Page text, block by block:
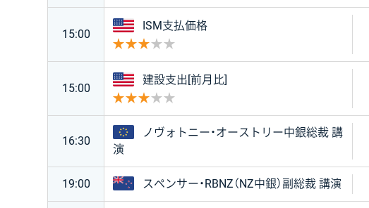
15:00
アメリカ
ISM支払価格
15:00
アメリカ
建設支出[前月比]
16:30
ユーロ
ノヴォトニー・オーストリー中銀総裁 講
演
19:00 ニュージーランド
スペンサー・RBNZ（NZ中銀）副総裁 講演